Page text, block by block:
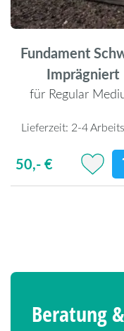
Beratung
Fundament
Imprägniert
für Regular
Lieferzeit: 2-4
50,- €